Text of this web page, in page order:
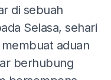
di sebuah
Selasa, sehari
aduan
berhubung